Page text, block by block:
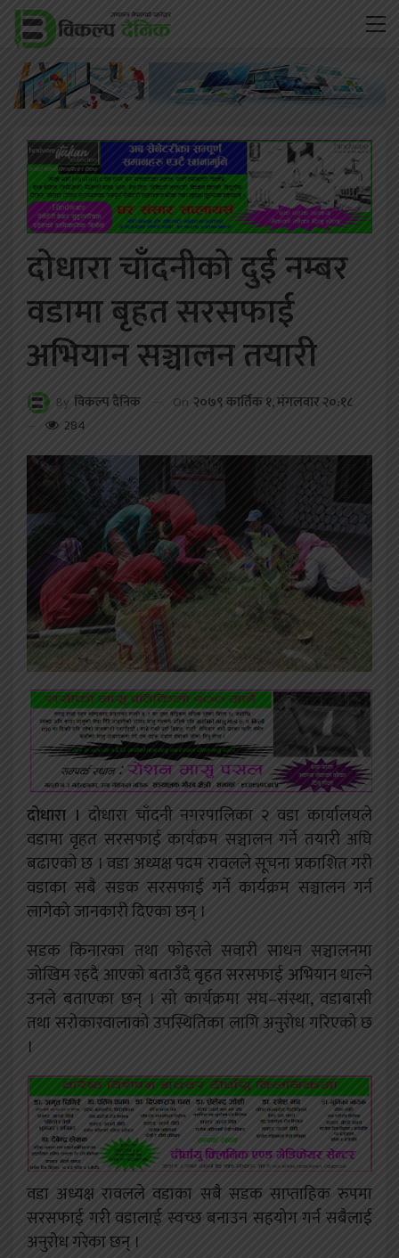
दोधारा चाँदनीको दुई नम्बर
वडामा बृहत सरसफाई
अभियान सञ्चालन तयारी
By विकल्प दैनिक On २०७९ कार्तिक १, मंगलवार २०:१८
284
दोधारा । दोधारा चाँदनी नगरपालिका २ वडा कार्यालयले
वडामा वृहत सरसफाई कार्यक्रम सञ्चालन गर्ने तयारी अघि
बढाएको छ । वडा अध्यक्ष पदम रावलले सूचना प्रकाशित गरी
वडाका सबै सडक सरसफाई गर्ने कार्यक्रम सञ्चालन गर्न
लागेको जानकारी दिएका छन् ।
सडक किनारका तथा फोहरले सवारी साधन सञ्चालनमा
जोखिम रहदै आएको बताउँदै बृहत सरसफाई अभियान थाल्ने
उनले बताएका छन् । सो कार्यक्रमा संघ–संस्था, वडाबासी
तथा सरोकारवालाको उपस्थितिका लागि अनुरोध गरिएको छ
।
वडा अध्यक्ष रावलले वडाका सबै सडक साप्ताहिक रुपमा
सरसफाई गरी वडालाई स्वच्छ बनाउन सहयोग गर्न सबैलाई
अनुरोध गरेका छन् ।